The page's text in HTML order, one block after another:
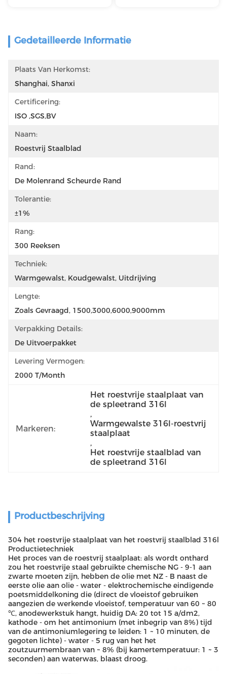
Gedetailleerde Informatie
Plaats Van Herkomst:
Shanghai, Shanxi
Certificering:
ISO ,SGS,BV
Naam:
Roestvrij Staalblad
Rand:
De Molenrand Scheurde Rand
Tolerantie:
±1%
Rang:
300 Reeksen
Techniek:
Warmgewalst, Koudgewalst, Uitdrijving
Lengte:
Zoals Gevraagd, 1500,3000,6000,9000mm
Verpakking Details:
De Uitvoerpakket
Levering Vermogen:
2000 T/Month
Markeren:
Het roestvrije staalplaat van
de spleetrand 316l
,
Warmgewalste 316l-roestvrij
staalplaat
,
Het roestvrije staalblad van
de spleetrand 316l
Productbeschrijving
304 het roestvrije staalplaat van het roestvrij staalblad 316l
Productietechniek
Het proces van de roestvrij staalplaat: als wordt onthard
zou het roestvrije staal gebruikte chemische NG - 9-1 aan
zwarte moeten zijn, hebben de olie met NZ - B naast de
eerste olie aan olie - water - elektrochemische eindigende
poetsmiddelkoning die (direct de vloeistof gebruiken
aangezien de werkende vloeistof, temperatuur van 60 ~ 80
℃, anodewerkstuk hangt, huidig DA: 20 tot 15 a/dm2,
kathode - om het antimonium (met inbegrip van 8%) tijd
van de antimoniumlegering te leiden: 1 ~ 10 minuten, de
gegoten lichte) - water - 5 rug van het het
zoutzuurmembraan van ~ 8% (bij kamertemperatuur: 1 ~ 3
seconden) aan waterwas, blaast droog.